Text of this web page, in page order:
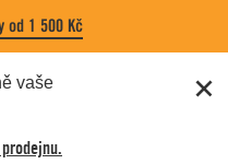
od 1 500 Kč
vaše